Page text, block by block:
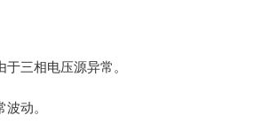
三相电压源异常。
动。